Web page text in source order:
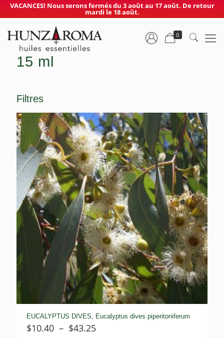
VACANCES! Nous serons fermés du 3 août au 17 août. De retour
mardi le 18 août.
0
15 ml
Filtres
EUCALYPTUS DIVES, Eucalyptus dives piperitoniferum
$10.40 – $43.25Plage